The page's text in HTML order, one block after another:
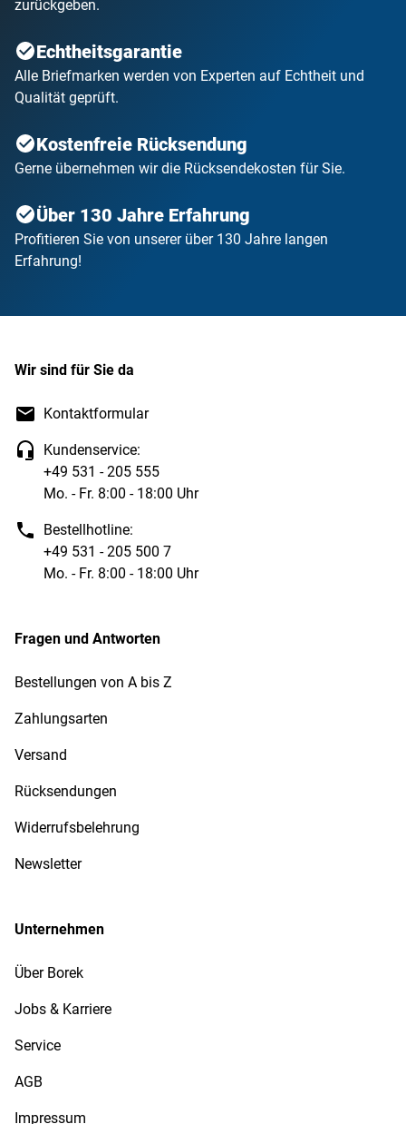
zurückgeben.
Echtheitsgarantie
Alle Briefmarken werden von Experten auf Echtheit und
Qualität geprüft.
Kostenfreie Rücksendung
Gerne übernehmen wir die Rücksendekosten für Sie.
Über 130 Jahre Erfahrung
Profitieren Sie von unserer über 130 Jahre langen
Erfahrung!
Wir sind für Sie da
Kontaktformular
Kundenservice:
+49 531 - 205 555
Mo. - Fr. 8:00 - 18:00 Uhr
Bestellhotline:
+49 531 - 205 500 7
Mo. - Fr. 8:00 - 18:00 Uhr
Fragen und Antworten
Bestellungen von A bis Z
Zahlungsarten
Versand
Rücksendungen
Widerrufsbelehrung
Newsletter
Unternehmen
Über Borek
Jobs & Karriere
Service
AGB
Impressum